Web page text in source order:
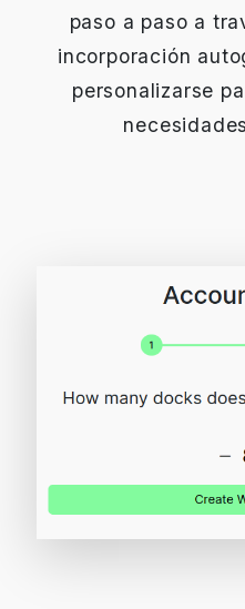
paso a paso a
incorporación
personalizarse